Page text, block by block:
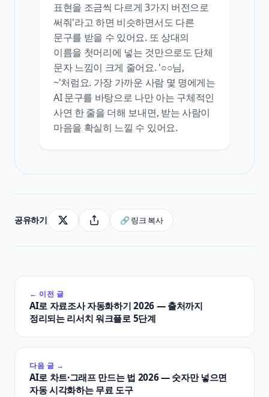
표현을 조금씩 다르게 3가지 버전으로
써줘'라고 하면 비슷하면서도 다른
문구를 받을 수 있어요. 또 상대의
이름을 첫머리에 넣는 것만으로도 단체
문자 느낌이 크게 줄어요. '○○님,
~'처럼요. 가장 가까운 사람 몇 명에게는
AI 문구를 바탕으로 나만 아는 구체적인
사연 한 줄을 더해 보내면, 받는 사람이
마음을 확실히 느낄 수 있어요.
공유하기 🔗 링크 복사
← 이전 글
AI로 자료조사 자동화하기 2026 — 출처까지
정리되는 리서치 워크플로 5단계
다음 글 →
AI로 차트·그래프 만드는 법 2026 — 숫자만 넣으면
자동 시각화하는 무료 도구